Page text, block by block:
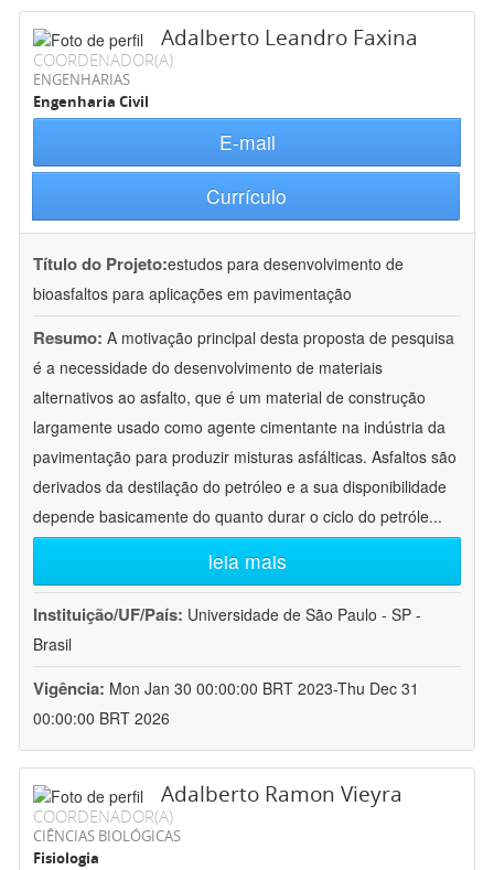
Adalberto Leandro Faxina
COORDENADOR(A)
ENGENHARIAS
Engenharia Civil
E-mail
Currículo
Título do Projeto:estudos para desenvolvimento de
bioasfaltos para aplicações em pavimentação
Resumo: A motivação principal desta proposta de pesquisa
é a necessidade do desenvolvimento de materiais
alternativos ao asfalto, que é um material de construção
largamente usado como agente cimentante na indústria da
pavimentação para produzir misturas asfálticas. Asfaltos são
derivados da destilação do petróleo e a sua disponibilidade
depende basicamente do quanto durar o ciclo do petróle...
leia mais
Instituição/UF/País: Universidade de São Paulo - SP -
Brasil
Vigência: Mon Jan 30 00:00:00 BRT 2023-Thu Dec 31
00:00:00 BRT 2026
Adalberto Ramon Vieyra
COORDENADOR(A)
CIÊNCIAS BIOLÓGICAS
Fisiologia